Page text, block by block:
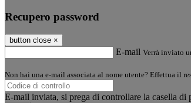
Recupero password
button close ×
E-mail Verrà inviato
Non hai una e-mail associata al nome utente? Effettua il
E-mail inviata, si prega di controllare la casella di